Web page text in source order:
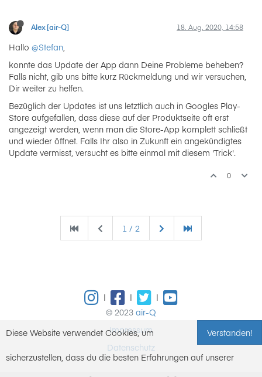
Alex [air-Q] 18. Aug. 2020, 14:58
Hallo @Stefan,
konnte das Update der App dann Deine Probleme beheben?
Falls nicht, gib uns bitte kurz Rückmeldung und wir versuchen,
Dir weiter zu helfen.
Bezüglich der Updates ist uns letztlich auch in Googles Play-
Store aufgefallen, dass diese auf der Produktseite oft erst
angezeigt werden, wenn man die Store-App komplett schließt
und wieder öffnet. Falls Ihr also in Zukunft ein angekündigtes
Update vermisst, versucht es bitte einmal mit diesem 'Trick'.
0
1 / 2
| |
|
© 2023 air-Q
Impressum
Datenschutz
Verstanden!
Diese Website verwendet Cookies, um
sicherzustellen, dass du die besten Erfahrungen auf unserer